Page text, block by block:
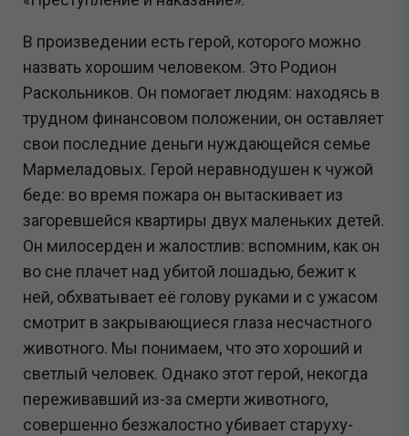
В произведении есть герой, которого можно
назвать хорошим человеком. Это Родион
Раскольников. Он помогает людям: находясь в
трудном финансовом положении, он оставляет
свои последние деньги нуждающейся семье
Мармеладовых. Герой неравнодушен к чужой
беде: во время пожара он вытаскивает из
загоревшейся квартиры двух маленьких детей.
Он милосерден и жалостлив: вспомним, как он
во сне плачет над убитой лошадью, бежит к
ней, обхватывает её голову руками и с ужасом
смотрит в закрывающиеся глаза несчастного
животного. Мы понимаем, что это хороший и
светлый человек. Однако этот герой, некогда
переживавший из-за смерти животного,
совершенно безжалостно убивает старуху-